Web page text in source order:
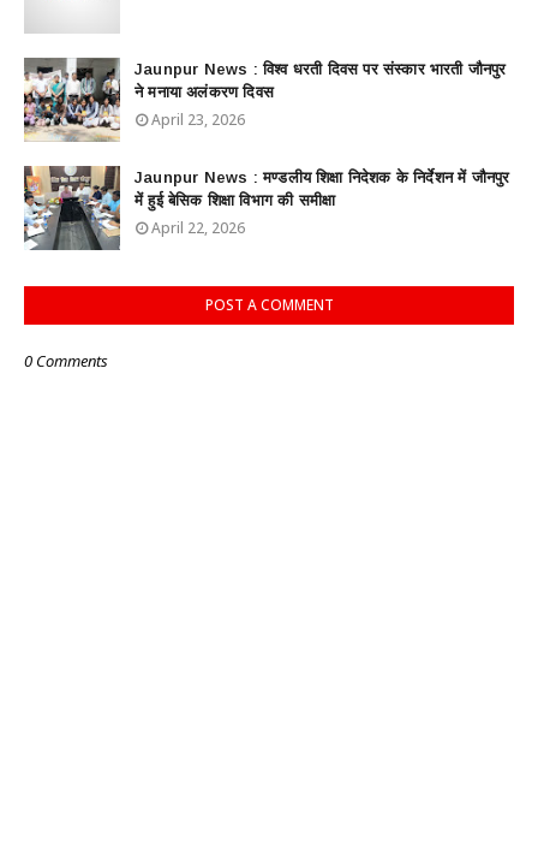
Jaunpur News : विश्व धरती दिवस पर संस्कार भारती जौनपुर
ने मनाया अलंकरण दिवस
April 23, 2026
Jaunpur News : ​मण्डलीय शिक्षा निदेशक के निर्देशन में जौनपुर
में हुई बेसिक शिक्षा विभाग की समीक्षा
April 22, 2026
POST A COMMENT
0 Comments